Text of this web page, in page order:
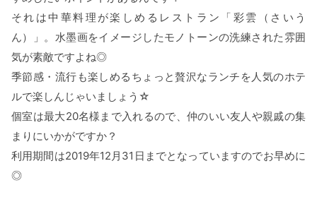
それは中華料理が楽しめるレストラン「彩雲（さいう
ん）」。水墨画をイメージしたモノトーンの洗練された雰囲
気が素敵ですよね◎
季節感・流行も楽しめるちょっと贅沢なランチを人気のホテ
ルで楽しんじゃいましょう☆
個室は最大20名様まで入れるので、仲のいい友人や親戚の集
まりにいかがですか？
利用期間は2019年12月31日までとなっていますのでお早めに
◎